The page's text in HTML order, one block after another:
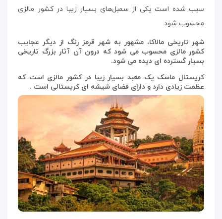
سبب شده است یکی از سمبل‌های بسیار زیبا در کشور مالزی
محسوب شود.
شهر تاریخی مالاکا، مشهور به شهر قرمز رنگ از دیگر عجایب
کشور مالزی محسوب می شود که درون آن آثار بزرگ تاریخی
بسیار گسترده ای دیده می شود.
کریستال ماسک یک معبد بسیار زیبا در کشور مالزی است که
عظمت زیادی دارد و دارای فضای شیشه ای کریستالی است .